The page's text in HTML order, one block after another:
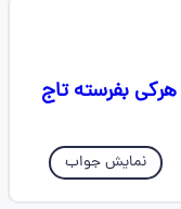
بفرسته تاج
نمایش جواب